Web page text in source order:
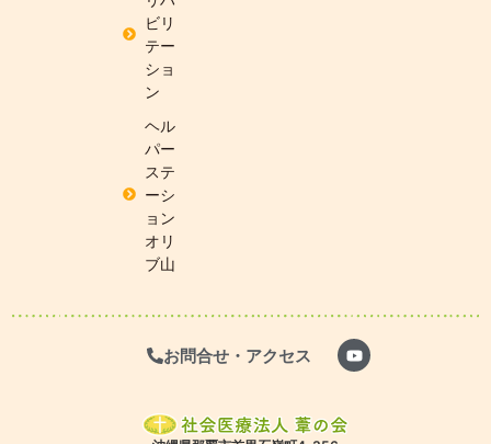
ビリ
テー
ショ
ン
ヘル
パー
ステ
ーシ
ョン
オリ
ブ山
お問合せ・アクセス